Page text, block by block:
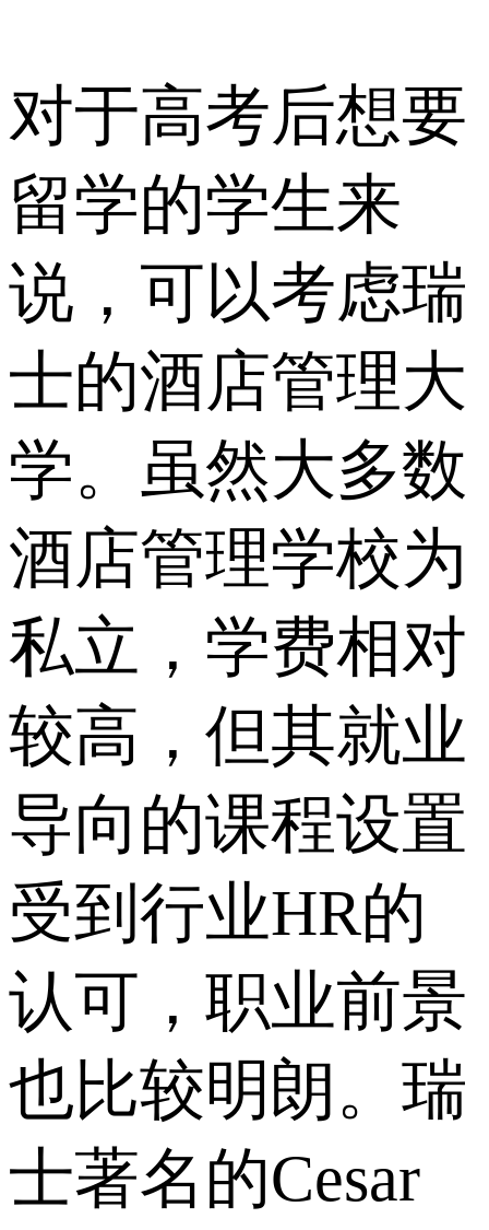
对于高考后想要
留学的学生来
说，可以考虑瑞
士的酒店管理大
学。虽然大多数
酒店管理学校为
私立，学费相对
较高，但其就业
导向的课程设置
受到行业HR的
认可，职业前景
也比较明朗。瑞
士著名的Cesar